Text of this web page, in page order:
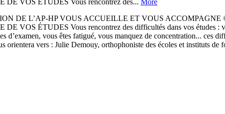
DE VOS ÉTUDES Vous rencontrez des... More
DE L’AP-HP VOUS ACCUEILLE ET VOUS ACCOMPAGNE ©
VOS ÉTUDES Vous rencontrez des difficultés dans vos études :
vous êtes fatigué, vous manquez de concentration... ces
vers : Julie Demouy, orthophoniste des écoles et instituts de